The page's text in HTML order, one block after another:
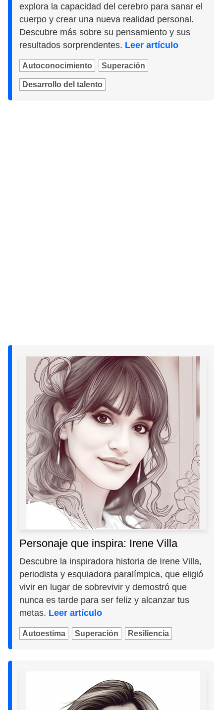
explora la capacidad del cerebro para sanar el
cuerpo y crear una nueva realidad personal.
Descubre más sobre su pensamiento y sus
resultados sorprendentes. Leer artículo
Autoconocimiento Superación
Desarrollo del talento
Personaje que inspira: Irene Villa
Descubre la inspiradora historia de Irene Villa,
periodista y esquiadora paralímpica, que eligió
vivir en lugar de sobrevivir y demostró que
nunca es tarde para ser feliz y alcanzar tus
metas. Leer artículo
Autoestima Superación Resiliencia